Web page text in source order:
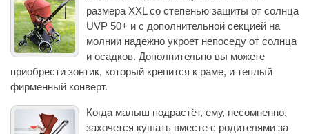
размера XXL со степенью защиты от солнца
UVP 50+ и с дополнительной секцией на
молнии надежно укроет непоседу от солнца
и осадков. Дополнительно вы можете
приобрести зонтик, который крепится к раме, и теплый
фирменный конверт.
Когда малыш подрастёт, ему, несомненно,
захочется кушать вместе с родителями за